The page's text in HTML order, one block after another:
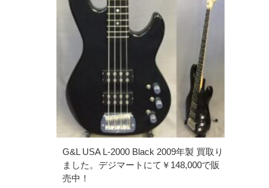
G&L USA L-2000 Black 2009年製 買取り
ました。デジマートにて￥148,000で販
売中！